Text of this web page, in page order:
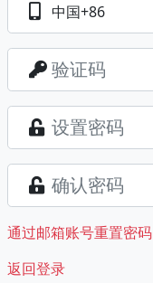
通过邮箱账号重置密码
返回登录